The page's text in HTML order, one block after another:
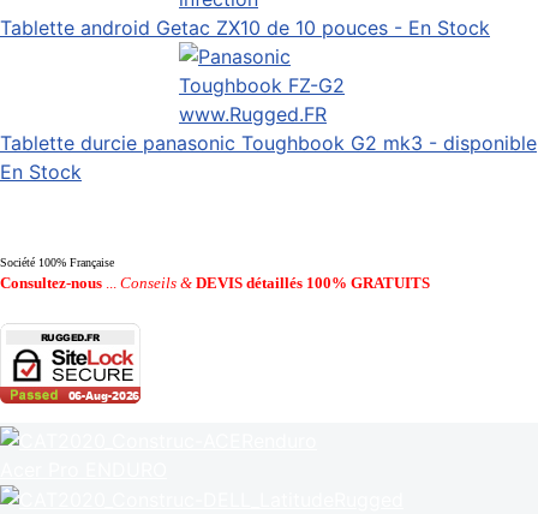
Tablette android Getac ZX10 de 10 pouces - En Stock
Tablette durcie panasonic Toughbook G2 mk3 - disponible
En Stock
Société 100% Française
Consultez-nous ... Conseils & DEVIS détaillés 100% GRATUITS